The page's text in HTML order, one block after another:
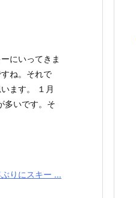
にいってきま
ね。それで
ます。 １月
多いです。そ
りにスキー ...